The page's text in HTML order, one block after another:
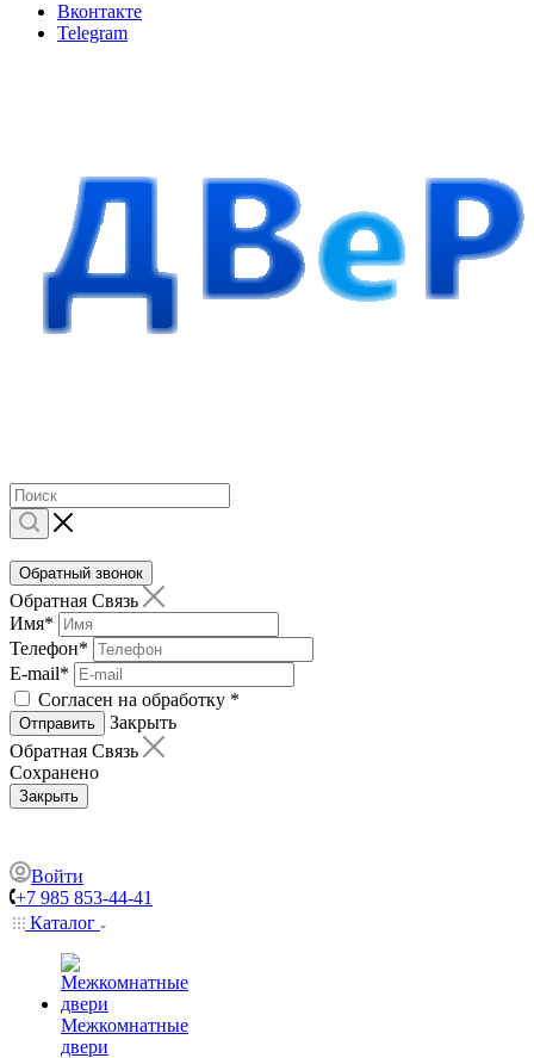
Вконтакте
Telegram
Обратный звонок
Обратная Связь
Имя*
Телефон*
E-mail*
Согласен на обработку *
Отправить
Закрыть
Обратная Связь
Сохранено
Закрыть
Войти
+7 985 853-44-41
Каталог
Межкомнатные
двери